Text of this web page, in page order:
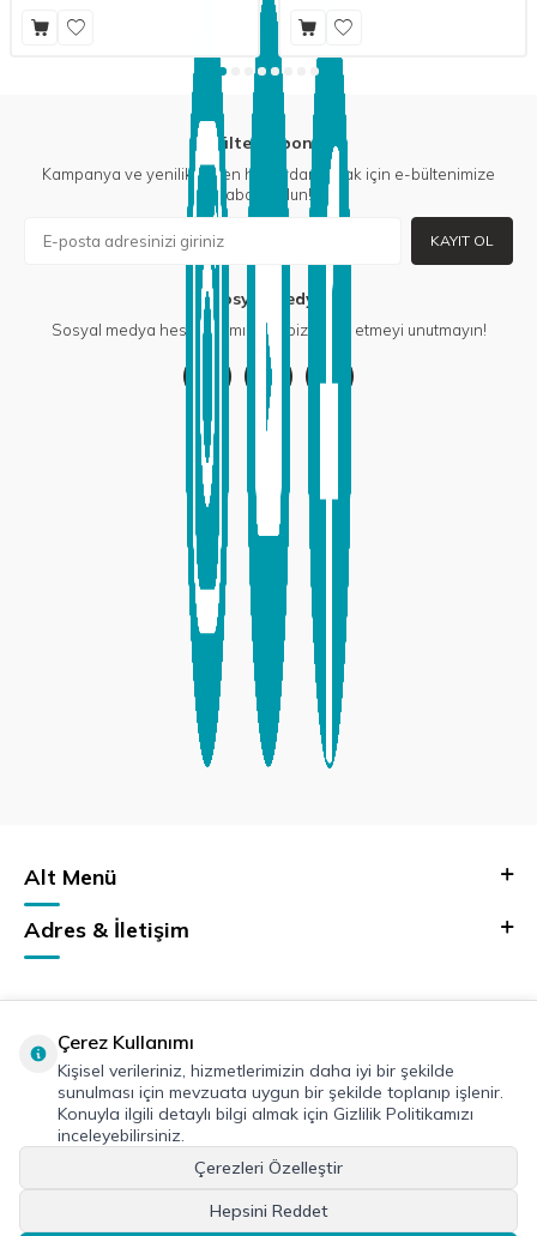
E-Bülten Aboneliği
Kampanya ve yeniliklerden haberdar olmak için e-bültenimize
abone olun!
KAYIT OL
Sosyal Medya
Sosyal medya hesaplarımızdan bizi takip etmeyi unutmayın!
Alt Menü
Adres & İletişim
Çerez Kullanımı
Kişisel verileriniz, hizmetlerimizin daha iyi bir şekilde
sunulması için mevzuata uygun bir şekilde toplanıp işlenir.
Konuyla ilgili detaylı bilgi almak için Gizlilik Politikamızı
inceleyebilirsiniz.
Çerezleri Özelleştir
Hepsini Reddet